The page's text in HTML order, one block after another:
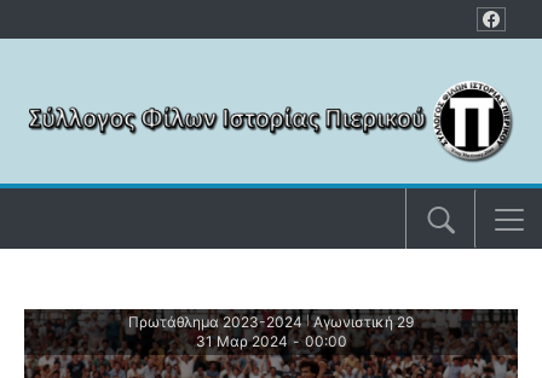
Πρωτάθλημα 2023-2024 | Αγωνιστική 29
31 Μαρ 2024 - 00:00